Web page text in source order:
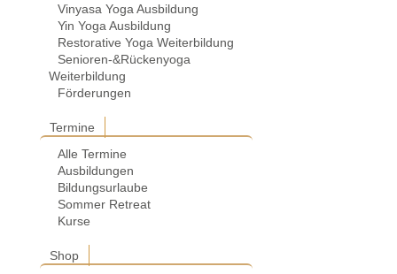
Vinyasa Yoga Ausbildung
Yin Yoga Ausbildung
Restorative Yoga Weiterbildung
Senioren-&Rückenyoga
Weiterbildung
Förderungen
Termine
Alle Termine
Ausbildungen
Bildungsurlaube
Sommer Retreat
Kurse
Shop